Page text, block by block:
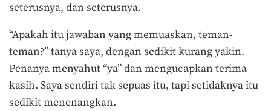
seterusnya, dan seterusnya.
“Apakah itu jawaban yang memuaskan, teman-
teman?” tanya saya, dengan sedikit kurang yakin.
Penanya menyahut “ya” dan mengucapkan terima
kasih. Saya sendiri tak sepuas itu, tapi setidaknya itu
sedikit menenangkan.